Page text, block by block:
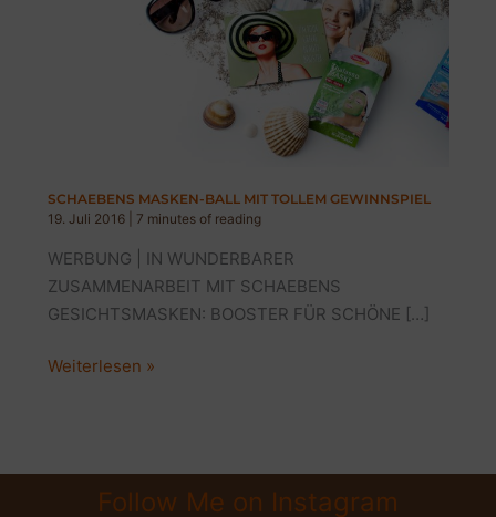
SCHAEBENS MASKEN-BALL MIT TOLLEM GEWINNSPIEL
19. Juli 2016
7 minutes of reading
WERBUNG | IN WUNDERBARER
ZUSAMMENARBEIT MIT SCHAEBENS
GESICHTSMASKEN: BOOSTER FÜR SCHÖNE […]
SCHAEBENS
TOLLEM
GEWINNSPIEL
Weiterlesen »
Follow Me on Instagram